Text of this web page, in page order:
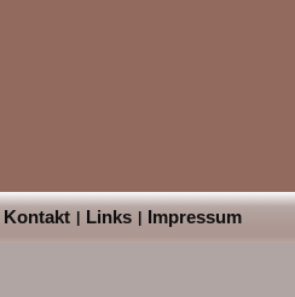
Kontakt Links Impressum